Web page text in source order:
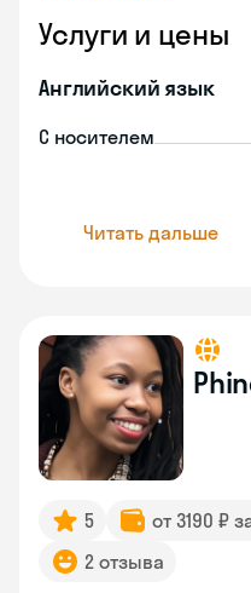
Услуги и цены
Английский язык
С носителем
Читать дальше
5 от 3190 ₽
2 отзыва